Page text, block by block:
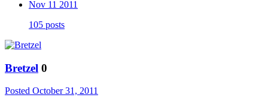
Nov 11 2011
105 posts
Bretzel 0
Posted October 31, 2011